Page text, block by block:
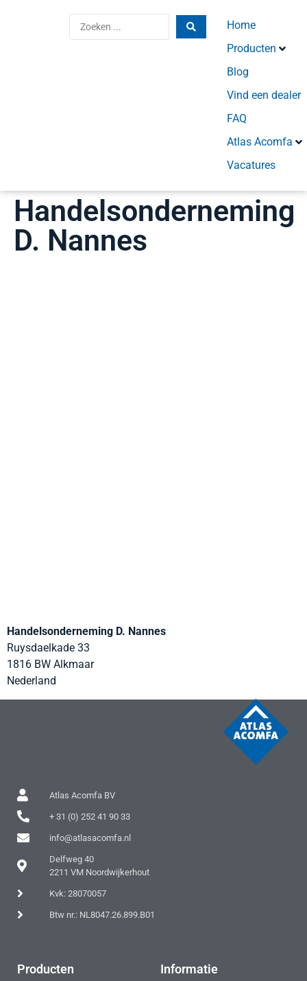
Home
Producten
Blog
Vind een dealer
FAQ
Atlas Acomfa
Vacatures
Handelsonderneming
D. Nannes
Handelsonderneming D. Nannes
Ruysdaelkade 33
1816 BW Alkmaar
Nederland
Atlas Acomfa BV
+ 31 (0) 252 41 90 33
info@atlasacomfa.nl
Delfweg 40
2211 VM Noordwijkerhout
Kvk: 28070057
Btw nr.: NL8047.26.899.B01
Producten Informatie